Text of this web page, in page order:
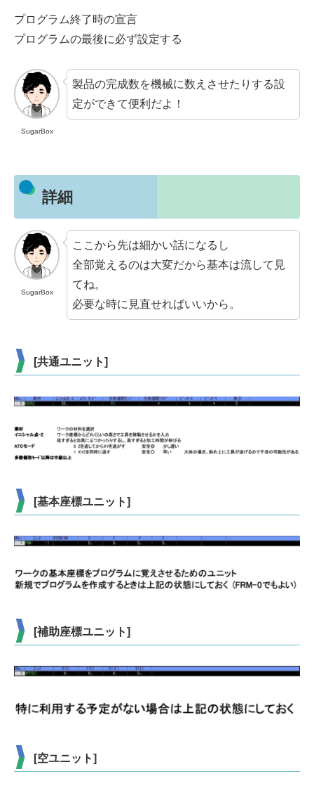
プログラム終了時の宣言
プログラムの最後に必ず設定する
SugarBox
製品の完成数を機械に数えさせたりする設
定ができて便利だよ！
詳細
SugarBox
ここから先は細かい話になるし
全部覚えるのは大変だから基本は流して見
てね。
必要な時に見直せればいいから。
[共通ユニット]
[基本座標ユニット]
[補助座標ユニット]
[空ユニット]